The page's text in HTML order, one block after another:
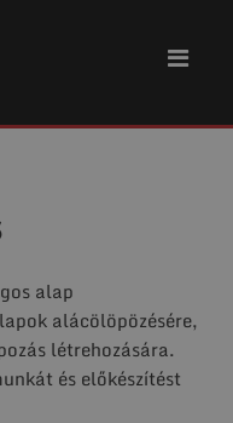
alap
alácölöpözésére,
létrehozására.
és előkészítést